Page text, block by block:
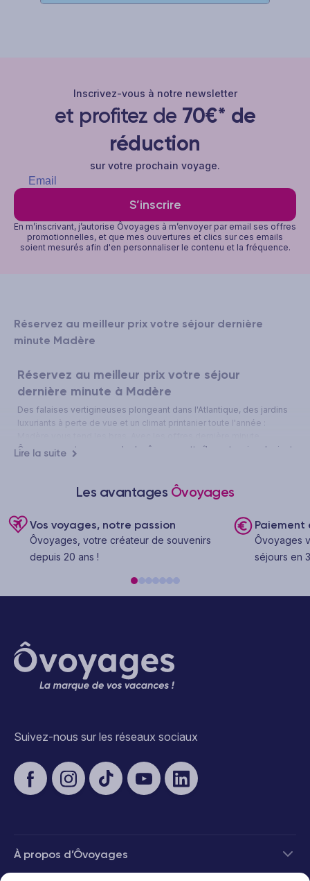
Inscrivez-vous à notre newsletter
et profitez de 70€* de
réduction
sur votre prochain voyage.
S’inscrire
En m’inscrivant, j’autorise Ôvoyages à m’envoyer par email ses offres
promotionnelles, et que mes ouvertures et clics sur ces emails
soient mesurés afin d'en personnaliser le contenu et la fréquence.
Réservez au meilleur prix votre séjour dernière
minute Madère
Réservez au meilleur prix votre séjour
dernière minute à Madère
Des falaises vertigineuses plongeant dans l'Atlantique, des jardins
luxuriants à perte de vue et un climat printanier toute l'année :
Ôvoyages, votre escapade de rêve sur cette île portugaise devient
Pourquoi le last minute est une aubaine pour partir à
Madère ?
Opter pour un voyage dernière minute à Madère, c'est saisir une
opportunité rare : celle de partir rapidement vers une destination
d'exception, souvent à des tarifs bien inférieurs à ceux pratiqués
de bénéficier de places libérées à la dernière heure sur des vols et
des hébergements de qualité, sans rogner sur le confort ni sur
moment sur Madère : des séjours packagés clé en main, incluant le
vol, le transfert et l'hébergement. Vous n'avez qu'à faire vos
valises, le reste est déjà organisé. C'est la promesse d'un voyage
sans stress, décidé parfois quelques jours seulement avant le
Quel type de séjour dernière minute à Madère choisir
Madère se prête à tous les styles de voyage. Vous préférez la
tranquillité d'un séjour en hôtel avec vue sur l'Atlantique ? Ou plutôt
la praticité d'une formule tout compris pour ne penser à rien ?
mer vous offrira des moments de détente inoubliables. En famille,
les formules all inclusive sont idéales pour maîtriser votre budget
tout en profitant pleinement de l'île. Entre amis, vous apprécierez la
Lire la suite
Les avantages Ôvoyages
Vos voyages, notre passion
Ôvoyages, votre créateur de souvenirs
depuis 20 ans !
Paiement
Ôvoyages
séjours en
Suivez-nous sur les réseaux sociaux
À propos d’Ôvoyages